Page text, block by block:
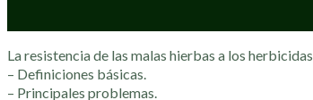
La resistencia de las malas hierbas a los herbicidas.
– Definiciones básicas.
– Principales problemas.